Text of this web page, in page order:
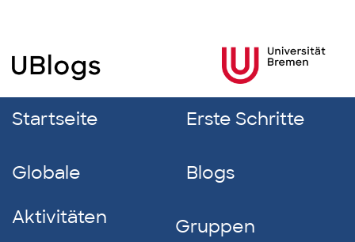
Startseite Erste Schritte
Globale
Aktivitäten
Blogs
Gruppen